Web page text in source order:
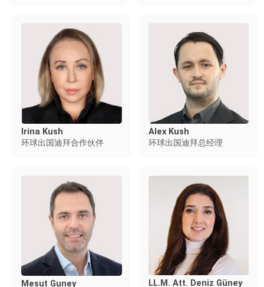
Irina Kush
环球出国迪拜合作伙伴
Alex Kush
环球出国迪拜总经理
Mesut Guney LL.M. Att. Deniz Güney